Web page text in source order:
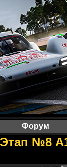
Форум
Этап №8